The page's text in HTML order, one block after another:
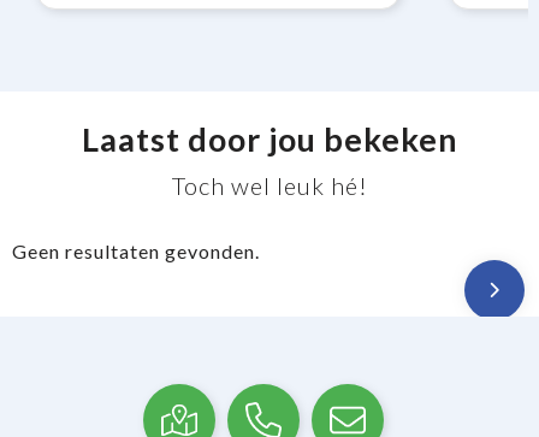
Laatst door jou bekeken
Toch wel leuk hé!
Geen resultaten gevonden.